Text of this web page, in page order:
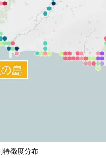
特徴度分布